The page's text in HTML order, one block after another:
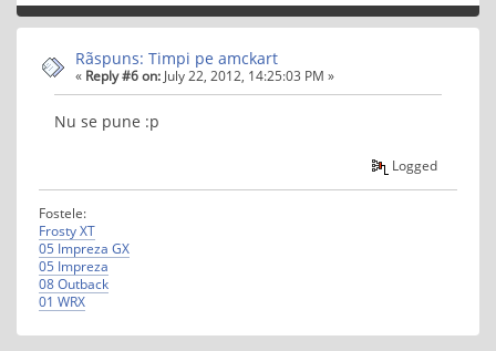
Rãspuns: Timpi pe amckart
« Reply #6 on: July 22, 2012, 14:25:03 PM »
Nu se pune :p
Logged
Fostele:
Frosty XT
05 Impreza GX
05 Impreza
08 Outback
01 WRX